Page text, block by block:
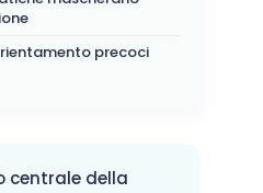
precoci
centrale della